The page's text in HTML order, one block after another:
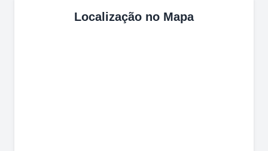
Localização no Mapa